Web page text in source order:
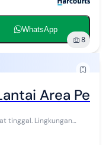
WhatsApp
8
Area
tinggal. Lingkungan
jalan utama Akses